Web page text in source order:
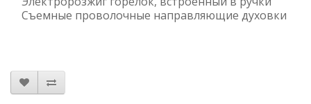
Съемные проволочные направляющие духовки